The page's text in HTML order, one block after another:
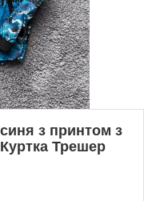
з принтом з
Трешер